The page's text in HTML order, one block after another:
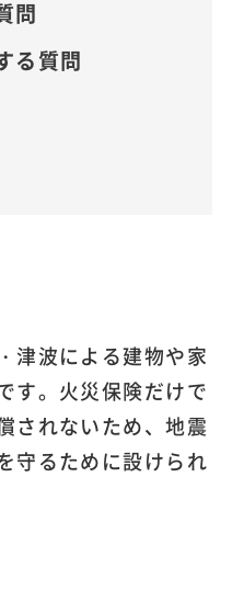
問
る質問
津波による建物や家
す。火災保険だけで
されないため、地震
守るために設けられ